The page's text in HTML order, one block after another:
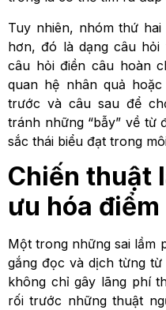
Tuy nhiên, nhóm thứ
hơn, đó là dạng câu
câu hỏi điền câu hoàn
quan hệ nhân quả
trước và câu sau để
tránh những “bẫy” về từ
sắc thái biểu đạt trong
Chiến thuật
ưu hóa
Một trong những sai lầm
gắng đọc và dịch từng
không chỉ gây lãng phí
rối trước những thuật